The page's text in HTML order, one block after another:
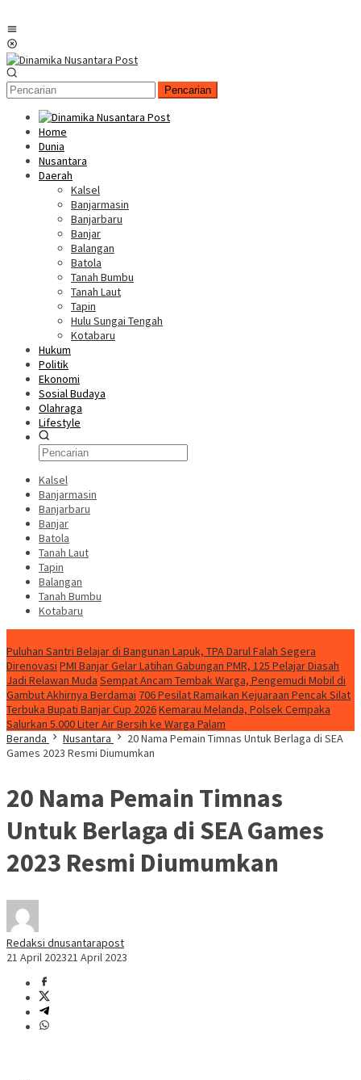
Pencarian
Home
Dunia
Nusantara
Daerah
Kalsel
Banjarmasin
Banjarbaru
Banjar
Balangan
Batola
Tanah Bumbu
Tanah Laut
Tapin
Hulu Sungai Tengah
Kotabaru
Hukum
Politik
Ekonomi
Sosial Budaya
Olahraga
Lifestyle
Kalsel
Banjarmasin
Banjarbaru
Banjar
Batola
Tanah Laut
Tapin
Balangan
Tanah Bumbu
Kotabaru
Puluhan Santri Belajar di Bangunan Lapuk, TPA Darul Falah Segera
Direnovasi PMI Banjar Gelar Latihan Gabungan PMR, 125 Pelajar Diasah
Jadi Relawan Muda Sempat Ancam Tembak Warga, Pengemudi Mobil di
Gambut Akhirnya Berdamai 706 Pesilat Ramaikan Kejuaraan Pencak Silat
Terbuka Bupati Banjar Cup 2026Kemarau Melanda, Polsek Cempaka
Salurkan 5.000 Liter Air Bersih ke Warga Palam
Beranda
Nusantara
20 Nama Pemain Timnas Untuk Berlaga di SEA
Games 2023 Resmi Diumumkan
20 Nama Pemain Timnas
Untuk Berlaga di SEA Games
2023 Resmi Diumumkan
Redaksi dnusantarapost
21 April 202321 April 2023